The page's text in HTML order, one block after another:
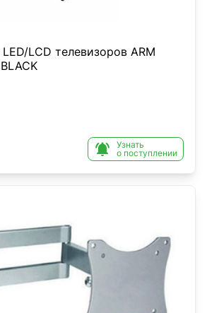
LCD телевизоров ARM

Узнать
о поступлении